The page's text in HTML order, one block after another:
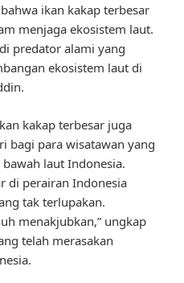
ikan kakap terbesar
menjaga ekosistem laut.
predator alami yang
ekosistem laut di
kakap terbesar juga
bagi para wisatawan yang
laut Indonesia.
di perairan Indonesia
tak terlupakan.
menakjubkan,” ungkap
telah merasakan